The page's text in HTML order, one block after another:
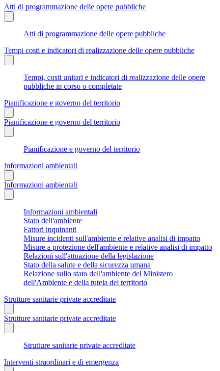
Atti di programmazione delle opere pubbliche
Atti di programmazione delle opere pubbliche
Tempi costi e indicatori di realizzazione delle opere pubbliche
Tempi, costi unitari e indicatori di realizzazione delle opere
pubbliche in corso o completate
Pianificazione e governo del territorio
Pianificazione e governo del territorio
Pianificazione e governo del territorio
Informazioni ambientali
Informazioni ambientali
Informazioni ambientali
Stato dell'ambiente
Fattori inquinanti
Misure incidenti sull'ambiente e relative analisi di impatto
Misure a protezione dell'ambiente e relative analisi di impatto
Relazioni sull'attuazione della legislazione
Stato della salute e della sicurezza umana
Relazione sullo stato dell'ambiente del Ministero
dell'Ambiente e della tutela del territorio
Strutture sanitarie private accreditate
Strutture sanitarie private accreditate
Strutture sanitarie private accreditate
Interventi straordinari e di emergenza